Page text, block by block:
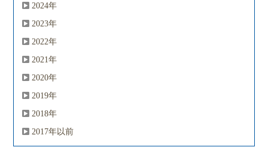
2024年
2023年
2022年
2021年
2020年
2019年
2018年
2017年以前